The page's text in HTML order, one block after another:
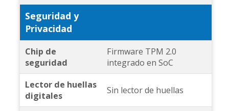
Seguridad y
Privacidad
Chip de
seguridad
Firmware TPM 2.0
integrado en SoC
Lector de huellas
digitales
Sin lector de huellas